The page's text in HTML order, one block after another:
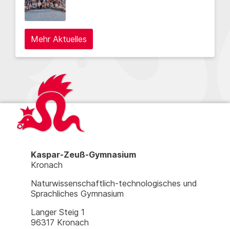
Mehr Aktuelles
Kaspar-Zeuß-Gymnasium
Kronach
Naturwissenschaftlich-technologisches und
Sprachliches Gymnasium
Langer Steig 1
96317 Kronach